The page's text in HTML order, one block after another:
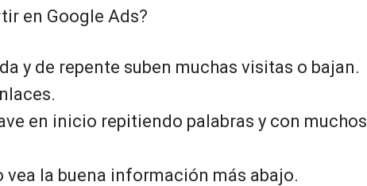
en Google Ads?
y de repente suben muchas visitas o bajan.
en inicio repitiendo palabras y con muchos
vea la buena información más abajo.